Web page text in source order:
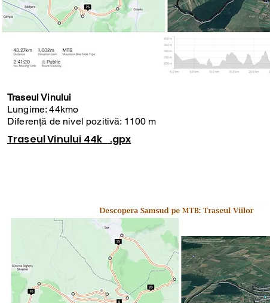
Traseul Vinului
Lungime: 44kmo
Diferență de nivel pozitivă: 1100 m
Traseul Vinului 44k .gpx